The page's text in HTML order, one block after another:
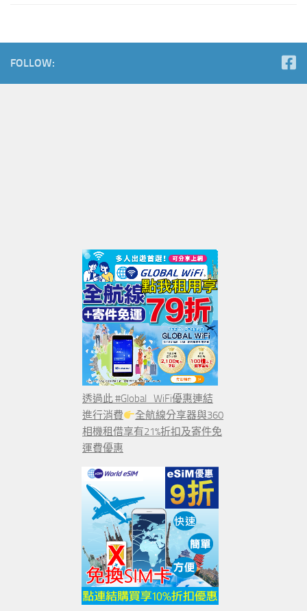
FOLLOW:
透過此 #Global_WiFi優惠連結
進行消費
全航線分享器與360
相機租借享有21%折扣及寄件免
運費優惠